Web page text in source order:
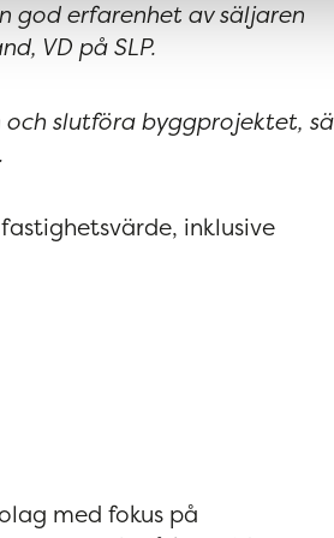
god erfarenhet av säljaren
VD på SLP.
slutföra bygg­projektet,
inklusive
med fokus på